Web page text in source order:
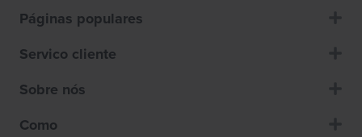
Páginas populares
Servico cliente
Sobre nós
Como